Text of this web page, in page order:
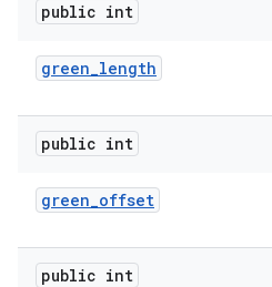
public int
green_length
public int
green_offset
public int